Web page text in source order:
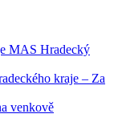
MAS Hradecký
kraje – Za
venkově